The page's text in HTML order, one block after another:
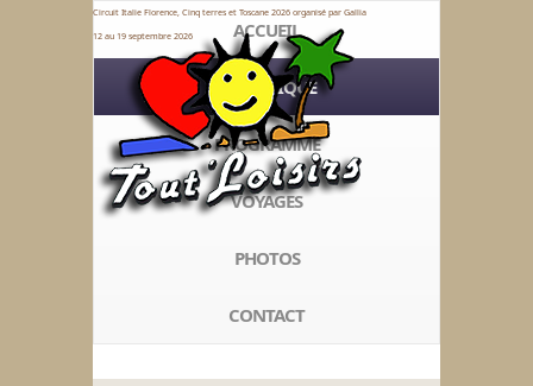
Circuit Italie Florence, Cinq terres et Toscane 2026 organisé par Gallia
12 au 19 septembre 2026
ACCUEIL
HISTORIQUE
PROGRAMME
VOYAGES
PHOTOS
CONTACT
précédente
précédent
suivante
suivant